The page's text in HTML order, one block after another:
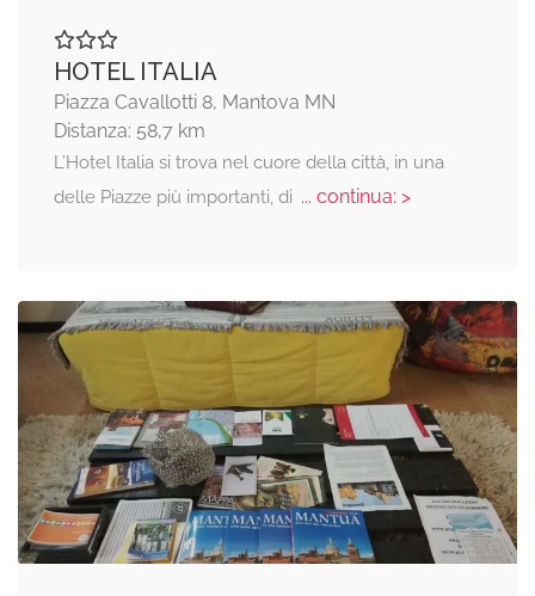
HOTEL ITALIA
Piazza Cavallotti 8, Mantova MN
Distanza: 58,7 km
L’Hotel Italia si trova nel cuore della città, in una
delle Piazze più importanti, di ... continua: >